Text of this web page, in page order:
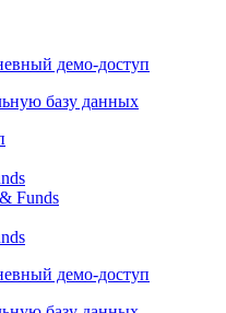
базу данных
базу данных
Funds